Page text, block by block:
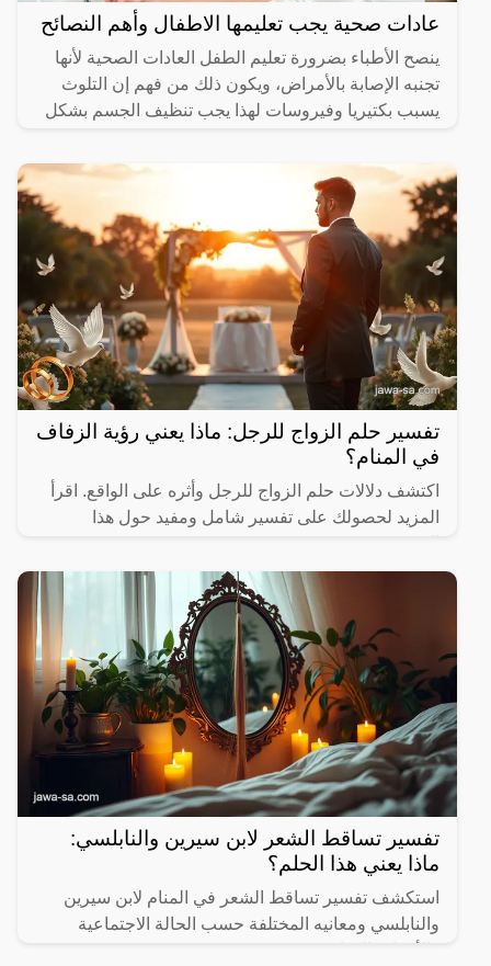
عادات صحية يجب تعليمها الاطفال وأهم النصائح
ينصح الأطباء بضرورة تعليم الطفل العادات الصحية لأنها
تجنبه الإصابة بالأمراض، ويكون ذلك من فهم إن التلوث
يسبب بكتيريا وفيروسات لهذا يجب تنظيف الجسم بشكل
تفسير حلم الزواج للرجل: ماذا يعني رؤية الزفاف
في المنام؟
اكتشف دلالات حلم الزواج للرجل وأثره على الواقع. اقرأ
المزيد لحصولك على تفسير شامل ومفيد حول هذا
تفسير تساقط الشعر لابن سيرين والنابلسي:
ماذا يعني هذا الحلم؟
استكشف تفسير تساقط الشعر في المنام لابن سيرين
والنابلسي ومعانيه المختلفة حسب الحالة الاجتماعية